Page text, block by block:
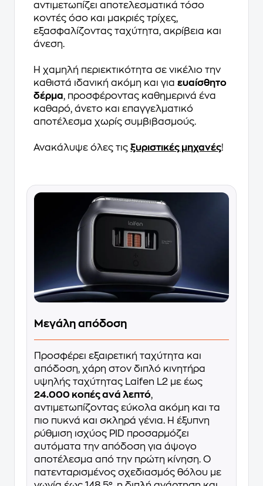
αντιμετωπίζει αποτελεσματικά τόσο
κοντές όσο και μακριές τρίχες,
εξασφαλίζοντας ταχύτητα, ακρίβεια και
άνεση.
Η χαμηλή περιεκτικότητα σε νικέλιο την
καθιστά ιδανική ακόμη και για ευαίσθητο
δέρμα, προσφέροντας καθημερινά ένα
καθαρό, άνετο και επαγγελματικό
αποτέλεσμα χωρίς συμβιβασμούς.
Ανακάλυψε όλες τις ξυριστικές μηχανές!
Μεγάλη απόδοση
Προσφέρει εξαιρετική ταχύτητα και
απόδοση, χάρη στον διπλό κινητήρα
υψηλής ταχύτητας Laifen L2 με έως
24.000 κοπές ανά λεπτό,
αντιμετωπίζοντας εύκολα ακόμη και τα
πιο πυκνά και σκληρά γένια. Η έξυπνη
ρύθμιση ισχύος PID προσαρμόζει
αυτόματα την απόδοση για άψογο
αποτέλεσμα από την πρώτη κίνηση. Ο
πατενταρισμένος σχεδιασμός θόλου με